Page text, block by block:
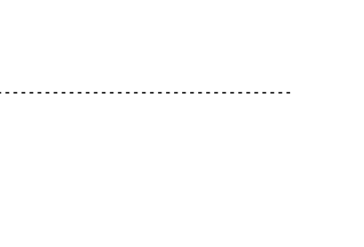
M-Classic Poivre